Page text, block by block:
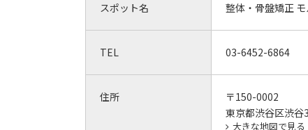
スポット名 整体・骨盤矯正 モ
TEL 03-6452-6864
住所
〒150-0002
東京都渋谷区渋
大きな地図で見る